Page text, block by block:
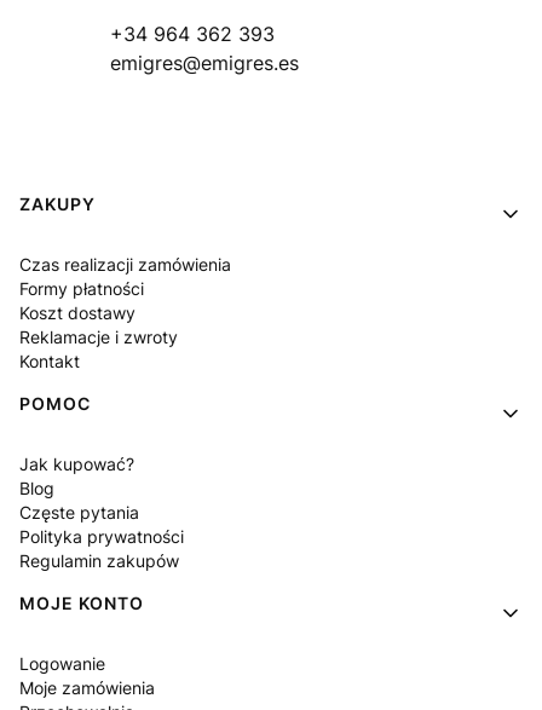
+34 964 362 393
emigres@emigres.es
Linki w stopce
ZAKUPY
Czas realizacji zamówienia
Formy płatności
Koszt dostawy
Reklamacje i zwroty
Kontakt
POMOC
Jak kupować?
Blog
Częste pytania
Polityka prywatności
Regulamin zakupów
MOJE KONTO
Logowanie
Moje zamówienia